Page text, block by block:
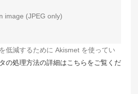
image (JPEG only)
低減するために Akismet を使ってい
の処理方法の詳細はこちらをご覧くだ